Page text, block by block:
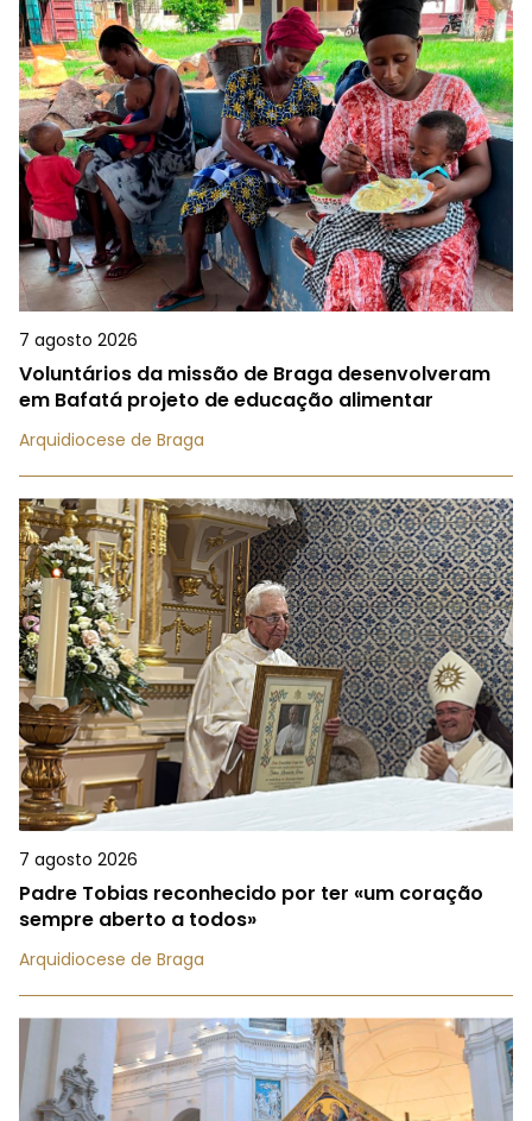
7 agosto 2026
Voluntários da missão de Braga desenvolveram
em Bafatá projeto de educação alimentar
Arquidiocese de Braga
7 agosto 2026
Padre Tobias reconhecido por ter «um coração
sempre aberto a todos»
Arquidiocese de Braga